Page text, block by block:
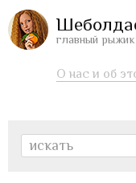
главный рыжик
О нас и об